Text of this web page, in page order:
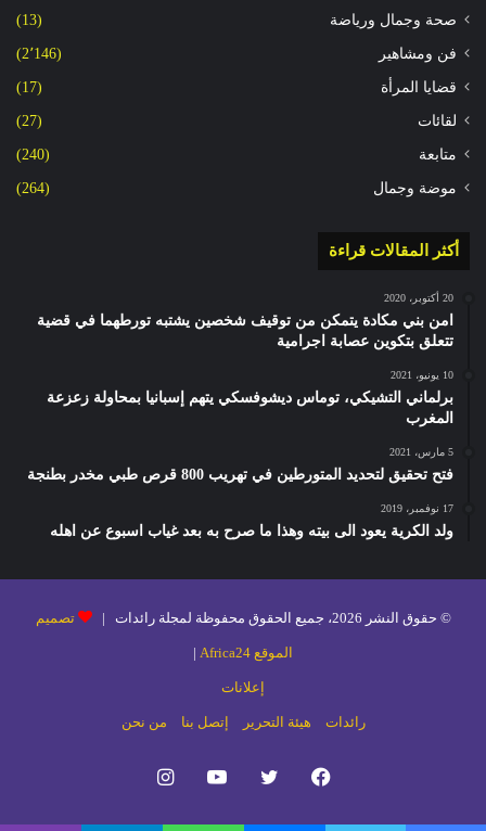
صحة وجمال ورياضة (13)
فن ومشاهير (2٬146)
قضايا المرأة (17)
لقائات (27)
متابعة (240)
موضة وجمال (264)
أكثر المقالات قراءة
20 أكتوبر، 2020
امن بني مكادة يتمكن من توقيف شخصين يشتبه تورطهما في قضية
تتعلق بتكوين عصابة اجرامية
10 يونيو، 2021
برلماني التشيكي، توماس ديشوفسكي يتهم إسبانيا بمحاولة زعزعة
المغرب
5 مارس، 2021
فتح تحقيق لتحديد المتورطين في تهريب 800 قرص طبي مخدر بطنجة
17 نوفمبر، 2019
ولد الكرية يعود الى بيته وهذا ما صرح به بعد غياب اسبوع عن اهله
© حقوق النشر 2026، جميع الحقوق محفوظة لمجلة رائدات | تصميم
الموقع Africa24 |
إعلانات
رائدات هيئة التحرير إتصل بنا من نحن
فيسبوك تويتر يوتيوبانستقرام